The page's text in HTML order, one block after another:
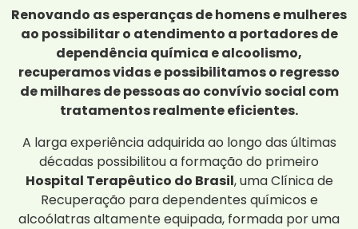
Renovando as esperanças de homens e mulheres
ao possibilitar o atendimento a portadores de
dependência química e alcoolismo,
recuperamos vidas e possibilitamos o regresso
de milhares de pessoas ao convívio social com
tratamentos realmente eficientes.
A larga experiência adquirida ao longo das últimas
décadas possibilitou a formação do primeiro
Hospital Terapêutico do Brasil, uma Clínica de
Recuperação para dependentes químicos e
alcoólatras altamente equipada, formada por uma